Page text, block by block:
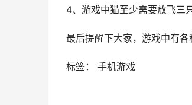
4、游戏中猫至少需要放飞三
最后提醒下大家，游戏中有
标签： 手机游戏